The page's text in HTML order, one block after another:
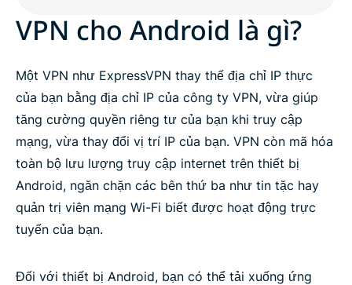
VPN cho Android là gì?
Một VPN như ExpressVPN thay thế địa chỉ IP thực
của bạn bằng địa chỉ IP của công ty VPN, vừa giúp
tăng cường quyền riêng tư của bạn khi truy cập
mạng, vừa thay đổi vị trí IP của bạn. VPN còn mã hóa
toàn bộ lưu lượng truy cập internet trên thiết bị
Android, ngăn chặn các bên thứ ba như tin tặc hay
quản trị viên mạng Wi-Fi biết được hoạt động trực
tuyến của bạn.
Đối với thiết bị Android, bạn có thể tải xuống ứng